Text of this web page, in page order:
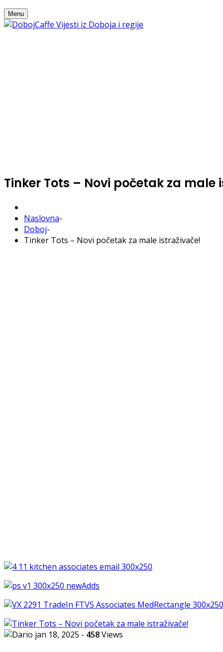
Menu
Tinker Tots – Novi početak za male
Naslovna-
Doboj-
Tinker Tots – Novi početak za male istraživače!
jan 18, 2025 - 458Views